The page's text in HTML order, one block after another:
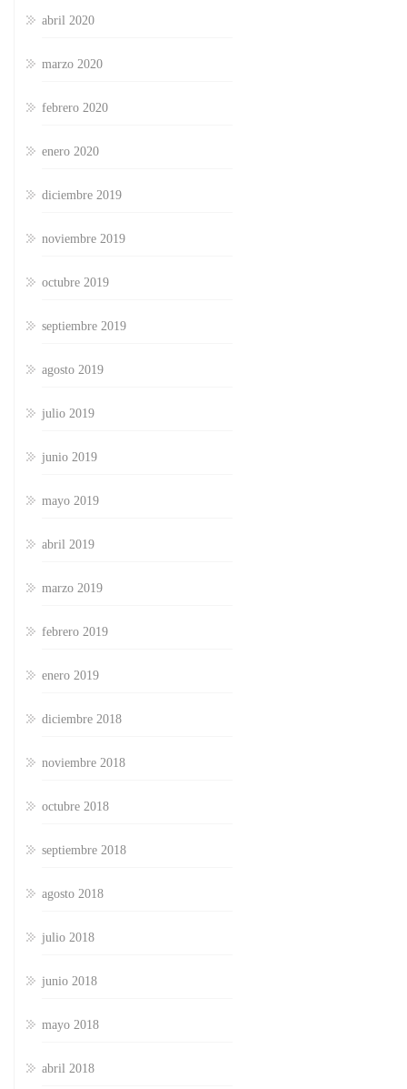
abril 2020
marzo 2020
febrero 2020
enero 2020
diciembre 2019
noviembre 2019
octubre 2019
septiembre 2019
agosto 2019
julio 2019
junio 2019
mayo 2019
abril 2019
marzo 2019
febrero 2019
enero 2019
diciembre 2018
noviembre 2018
octubre 2018
septiembre 2018
agosto 2018
julio 2018
junio 2018
mayo 2018
abril 2018